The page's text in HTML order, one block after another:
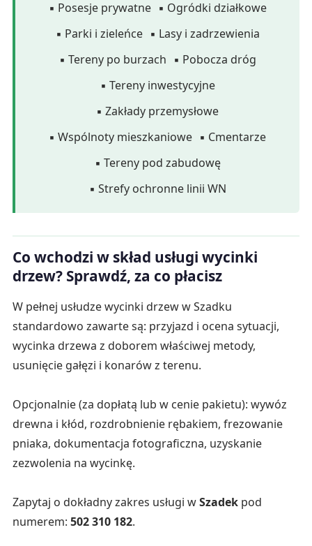
▪ Posesje prywatne ▪ Ogródki działkowe
▪ Parki i zieleńce ▪ Lasy i zadrzewienia
▪ Tereny po burzach ▪ Pobocza dróg
▪ Tereny inwestycyjne
▪ Zakłady przemysłowe
▪ Wspólnoty mieszkaniowe ▪ Cmentarze
▪ Tereny pod zabudowę
▪ Strefy ochronne linii WN
Co wchodzi w skład usługi wycinki
drzew? Sprawdź, za co płacisz
W pełnej usłudze wycinki drzew w Szadku
standardowo zawarte są: przyjazd i ocena sytuacji,
wycinka drzewa z doborem właściwej metody,
usunięcie gałęzi i konarów z terenu.
Opcjonalnie (za dopłatą lub w cenie pakietu): wywóz
drewna i kłód, rozdrobnienie rębakiem, frezowanie
pniaka, dokumentacja fotograficzna, uzyskanie
zezwolenia na wycinkę.
Zapytaj o dokładny zakres usługi wSzadekpod
numerem: 502 310 182.